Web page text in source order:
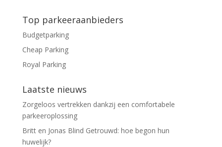
Top parkeeraanbieders
Budgetparking
Cheap Parking
Royal Parking
Laatste nieuws
Zorgeloos vertrekken dankzij een comfortabele
parkeeroplossing
Britt en Jonas Blind Getrouwd: hoe begon hun
huwelijk?